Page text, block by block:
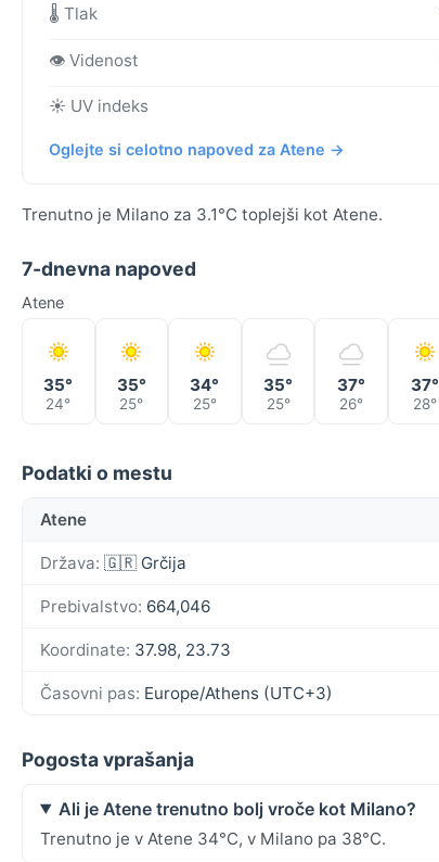
🌡️ Tlak
👁️ Videnost
☀️ UV indeks
Oglejte si celotno napoved za Atene →
Trenutno je Milano za 3.1°C toplejši kot Atene.
7-dnevna napoved
Atene
35°
24°
35°
25°
34°
25°
35°
25°
37°
26°
37°
28°
Podatki o mestu
Atene
Država: 🇬🇷 Grčija
Prebivalstvo: 664,046
Koordinate: 37.98, 23.73
Časovni pas: Europe/Athens (UTC+3)
Pogosta vprašanja
Ali je Atene trenutno bolj vroče kot Milano?
Trenutno je v Atene 34°C, v Milano pa 38°C.